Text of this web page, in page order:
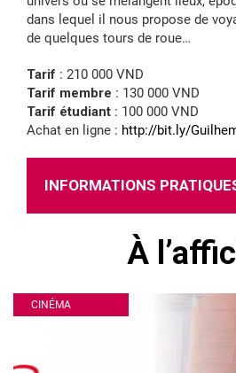
dans lequel il nous propose de
de quelques tours de roue…
Tarif : 210 000 VND
Tarif membre : 130 000 VND
Tarif étudiant : 100 000 VND
Achat en ligne : http://bit.ly/
INFORMATIONS
À
CINÉMA